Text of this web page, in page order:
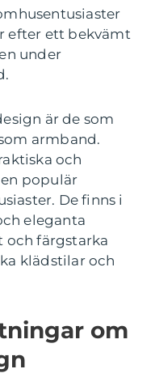
efter ett bekvämt
under
är de som
armband.
och
populär
De finns i
eleganta
och färgstarka
klädstilar och
om